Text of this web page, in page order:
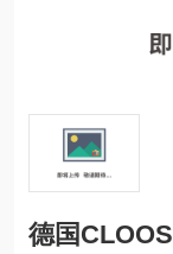
德国CLOOS 送丝马达 024142910 ROM